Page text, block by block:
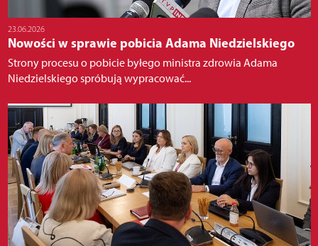
23.06.2026
Nowości w sprawie pobicia Adama Niedzielskiego
Strony procesu o pobicie byłego ministra zdrowia Adama
Niedzielskiego spróbują wypracować...